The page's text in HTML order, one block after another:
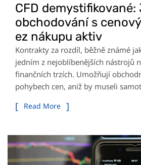
CFD
obchodování s
ez nákupu aktiv
Kontrakty za rozdíl, běžně známé
jedním z nejoblíbenějších nástrojů
finančních trzích. Umožňují
pohybech cen, aniž by museli
Read More